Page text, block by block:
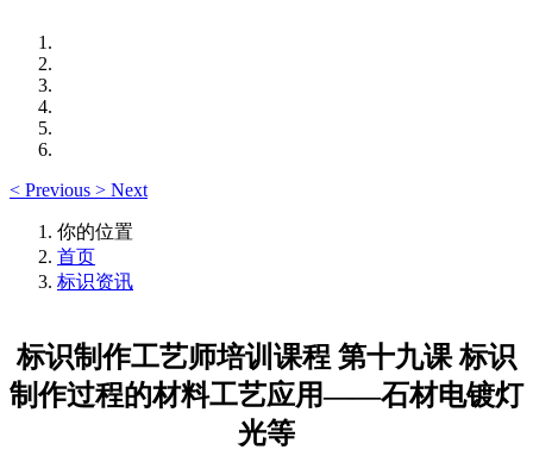
< Previous > Next
你的位置
首页
标识资讯
标识制作工艺师培训课程 第十九课 标识
制作过程的材料工艺应用——石材电镀灯
光等